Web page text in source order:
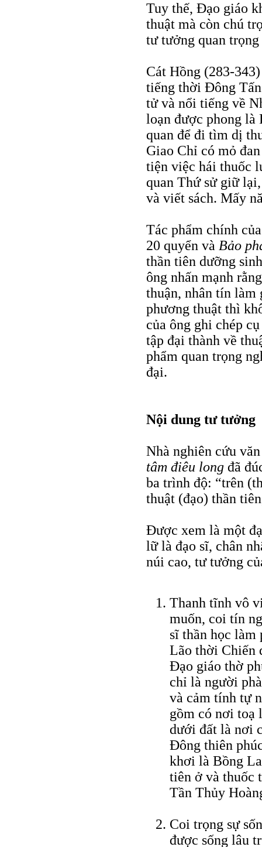
Tuy thế, Ðạo giáo
thuật mà còn chú
tư tưởng quan
Cát Hồng (283-
tiếng thời Ðông
tử và nổi tiếng về
loạn được phong là
quan để đi tìm dị
Giao Chỉ có mỏ
tiện việc hái thuốc
quan Thứ sử giữ
và viết sách. Mấy
Tác phẩm chính
20 quyển và Bảo
thần tiên dưỡng
ông nhấn mạnh
thuận, nhân tín làm
phương thuật thì
của ông ghi chép
tập đại thành về
phẩm quan trọng
đại.
Nội dung tư tưởng
Nhà nghiên cứu
tâm điêu long đã
ba trình độ: “trên
thuật (đạo) thần
Ðược xem là một
lữ là đạo sĩ, chân
núi cao, tư tưởng
Thanh tĩnh vô
muốn, coi tín
sĩ thần học
Lão thời Chiến
Ðạo giáo thờ
chỉ là người
và cảm tính tự
gồm có nơi toạ
dưới đất là nơi
Ðông thiên
khơi là Bồng
tiên ở và thuốc
Tần Thủy
Coi trọng sự
được sống lâu